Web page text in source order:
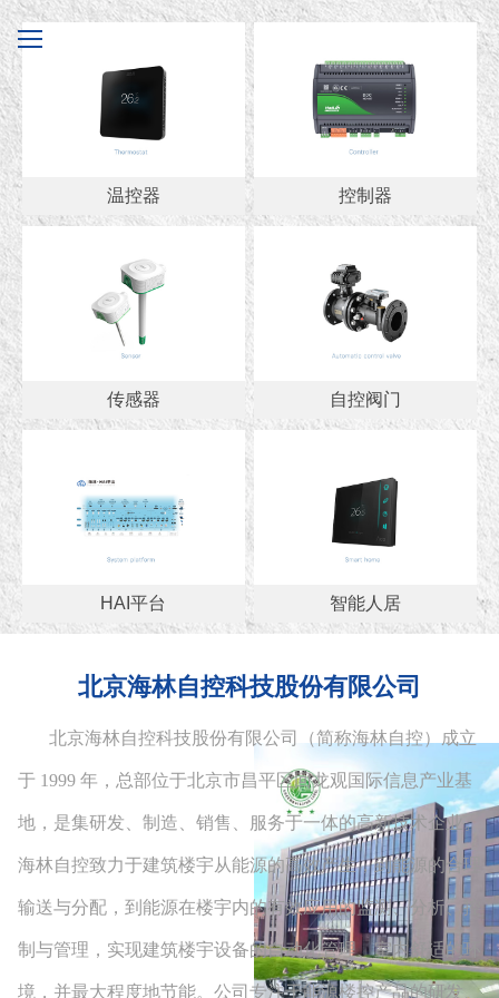
温控器
温控器
控制器
控制器
传感器
自控阀门
自控阀门
HAI平台
HAI平台
智能人居
智能人居
北京海林自控科技股份有限公司
北京海林自控科技股份有限公司（简称海林自控）成立
于 1999 年，总部位于北京市昌平区回龙观国际信息产业基
地，是集研发、制造、销售、服务于一体的高新技术企业。
海林自控致力于建筑楼宇从能源的高效产生，到能源的合理
输送与分配，到能源在楼宇内的有效应用的监测、分析、控
制与管理，实现建筑楼宇设备的自动化管理、室内舒适的环
境，并最大程度地节能。公司专注于能源楼控产品的研发、